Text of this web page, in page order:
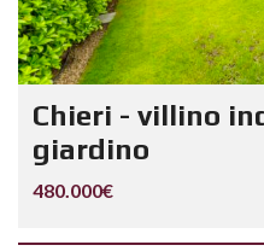
Chieri - villino
giardino
480.000€